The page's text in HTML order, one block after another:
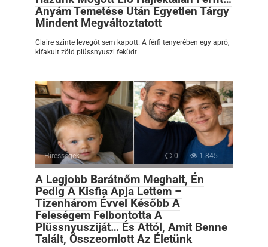
Anyám Temetése Után Egyetlen Tárgy
Mindent Megváltoztatott
Claire szinte levegőt sem kapott. A férfi tenyerében egy apró,
kifakult zöld plüssnyuszi feküdt.
Hírességek 0 1 845
A Legjobb Barátnőm Meghalt, Én
Pedig A Kisfia Apja Lettem –
Tizenhárom Évvel Később A
Feleségem Felbontotta A
Plüssnyusziját… És Attól, Amit Benne
Talált, Összeomlott Az Életünk